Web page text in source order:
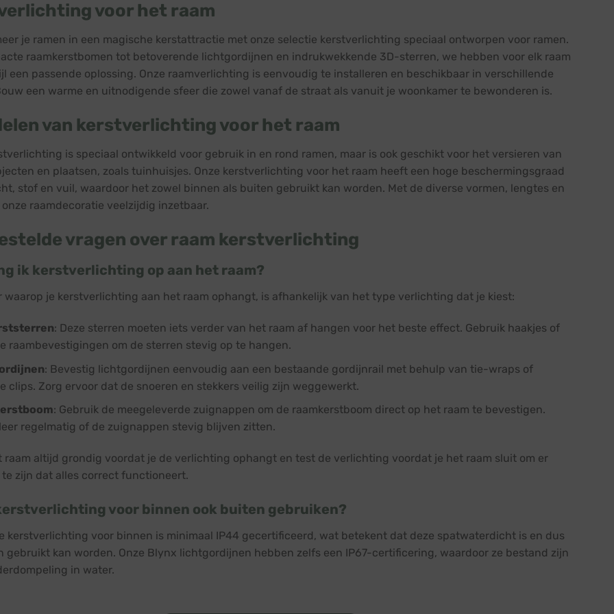
voor het raam
je ramen in een magische kerstattractie met onze selectie kerstverlichting speciaal ontworpen voor ramen.
raamkerstbomen tot betoverende lichtgordijnen en indrukwekkende 3D-sterren, we hebben voor elk raam
een passende oplossing. Onze raamverlichting is eenvoudig te installeren en beschikbaar in verschillende
een warme en uitnodigende sfeer die zowel vanaf de straat als vanuit je woonkamer te bewonderen is.
van kerstverlichting voor het raam
is speciaal ontwikkeld voor gebruik in en rond ramen, maar is ook geschikt voor het versieren van
en plaatsen, zoals tuinhuisjes. Onze kerstverlichting voor het raam heeft een hoge beschermingsgraad
stof en vuil, waardoor het zowel binnen als buiten gebruikt kan worden. Met de diverse vormen, lengtes en
raamdecoratie veelzijdig inzetbaar.
vragen over raam kerstverlichting
ik kerstverlichting op aan het raam?
waarop je kerstverlichting aan het raam ophangt, is afhankelijk van het type verlichting dat je kiest:
: Deze sterren moeten iets verder van het raam af hangen voor het beste effect. Gebruik haakjes of
raambevestigingen om de sterren stevig op te hangen.
: Bevestig lichtgordijnen eenvoudig aan een bestaande gordijnrail met behulp van tie-wraps of
clips. Zorg ervoor dat de snoeren en stekkers veilig zijn weggewerkt.
: Gebruik de meegeleverde zuignappen om de raamkerstboom direct op het raam te bevestigen.
regelmatig of de zuignappen stevig blijven zitten.
raam altijd grondig voordat je de verlichting ophangt en test de verlichting voordat je het raam sluit om er
te zijn dat alles correct functioneert.
voor binnen ook buiten gebruiken?
kerstverlichting voor binnen is minimaal IP44 gecertificeerd, wat betekent dat deze spatwaterdicht is en dus
gebruikt kan worden. Onze Blynx lichtgordijnen hebben zelfs een IP67-certificering, waardoor ze bestand zijn
in water.